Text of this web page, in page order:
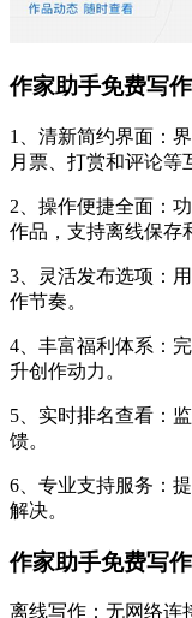
作家助手免费写
1、清新简约界面：
月票、打赏和评论等
2、操作便捷全面：
作品，支持离线保存
3、灵活发布选项：
作节奏。
4、丰富福利体系：
升创作动力。
5、实时排名查看：
馈。
6、专业支持服务：
解决。
作家助手免费写
离线写作：无网络连